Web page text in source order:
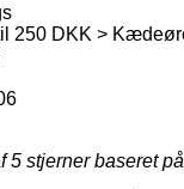
250 DKK >
5 stjerner baseret på